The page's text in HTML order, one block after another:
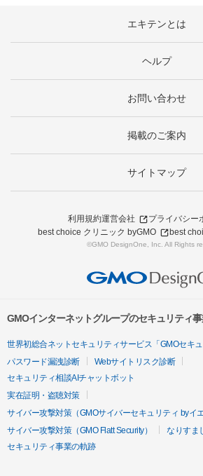
エキテンとは
ヘルプ
お問い合わせ
掲載のご案内
サイトマップ
利用規約運営会社
プライバシー
best choice クリニック byGMO
best
©GMO DesignOne, Inc. All Rights
GMOインターネットグループのセキュリティ
世界初総合ネットセキュリティサービス「GMOセキュ
パスワード漏洩診断
Webサイトリスク診断
セキュリティ相談AIチャットボット
実在証明・盗聴対策
サイバー攻撃対策（GMOサイバーセキュリティ byイエ
サイバー攻撃対策（GMO Flatt Security）
なりすま
セキュリティ事業の軌跡